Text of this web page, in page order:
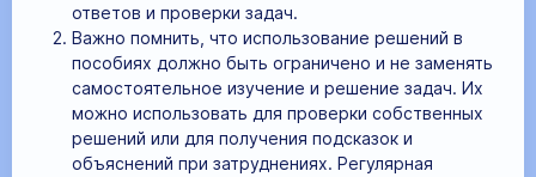
ответов и проверки задач.
Важно помнить, что использование решений в
пособиях должно быть ограничено и не заменять
самостоятельное изучение и решение задач. Их
можно использовать для проверки собственных
решений или для получения подсказок и
объяснений при затруднениях. Регулярная